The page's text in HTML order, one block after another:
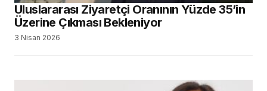
Uluslararası Ziyaretçi Oranının Yüzde 35’in
Üzerine Çıkması Bekleniyor
3 Nisan 2026